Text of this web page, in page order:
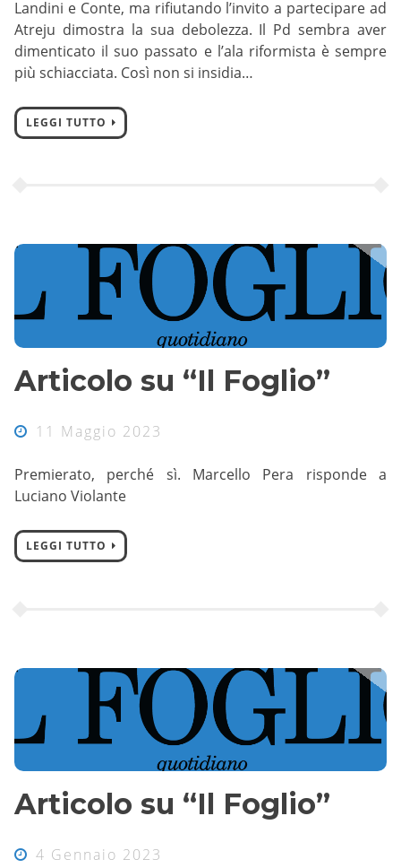
Landini e Conte, ma rifiutando l’invito a partecipare ad
Atreju dimostra la sua debolezza. Il Pd sembra aver
dimenticato il suo passato e l’ala riformista è sempre
più schiacciata. Così non si insidia…
LEGGI TUTTO
Articolo su “Il Foglio”
11 Maggio 2023
Premierato, perché sì. Marcello Pera risponde a
Luciano Violante
LEGGI TUTTO
Articolo su “Il Foglio”
4 Gennaio 2023